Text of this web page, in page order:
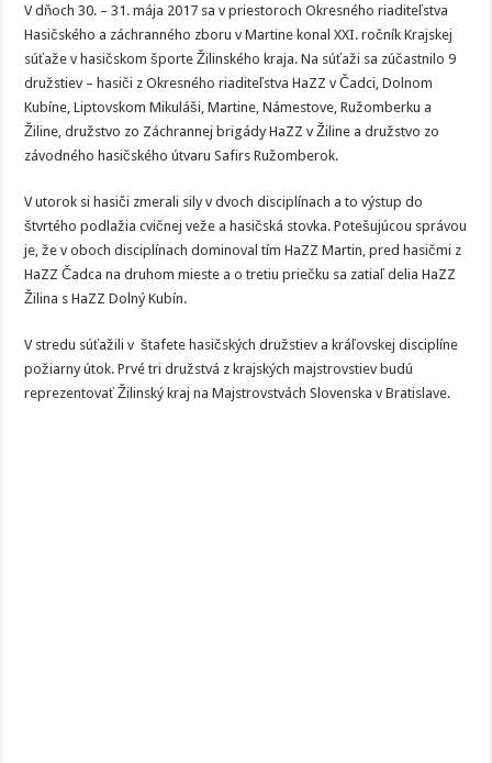
suverénnym
víťazom
na
majstrovstvách
kraja
HaZZ
V dňoch 30. – 31. mája 2017 sa v priestoroch Okresného riaditeľstva
Hasičského a záchranného zboru v Martine konal XXI. ročník Krajskej
súťaže v hasičskom športe Žilinského kraja. Na súťaži sa zúčastnilo 9
družstiev – hasiči z Okresného riaditeľstva HaZZ v Čadci, Dolnom
Kubíne, Liptovskom Mikuláši, Martine, Námestove, Ružomberku a
Žiline, družstvo zo Záchrannej brigády HaZZ v Žiline a družstvo zo
závodného hasičského útvaru Safirs Ružomberok.
V utorok si hasiči zmerali sily v dvoch disciplínach a to výstup do
štvrtého podlažia cvičnej veže a hasičská stovka. Potešujúcou správou
je, že v oboch disciplínach dominoval tím HaZZ Martin, pred hasičmi z
HaZZ Čadca na druhom mieste a o tretiu priečku sa zatiaľ delia HaZZ
Žilina s HaZZ Dolný Kubín.
V stredu súťažili v štafete hasičských družstiev a kráľovskej disciplíne
požiarny útok. Prvé tri družstvá z krajských majstrovstiev budú
reprezentovať Žilinský kraj na Majstrovstvách Slovenska v Bratislave.